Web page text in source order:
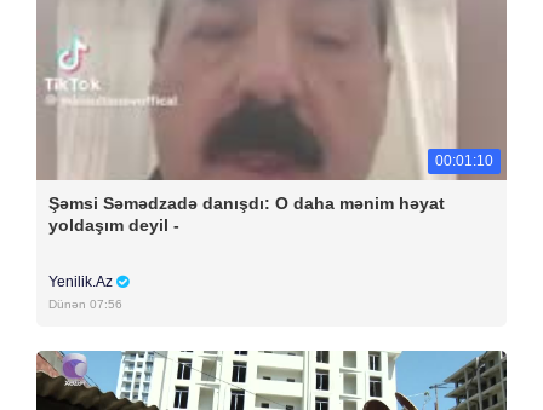
00:01:10
Şəmsi Səmədzadə danışdı: O daha mənim həyat
yoldaşım deyil -
Yenilik.Az
Dünən 07:56